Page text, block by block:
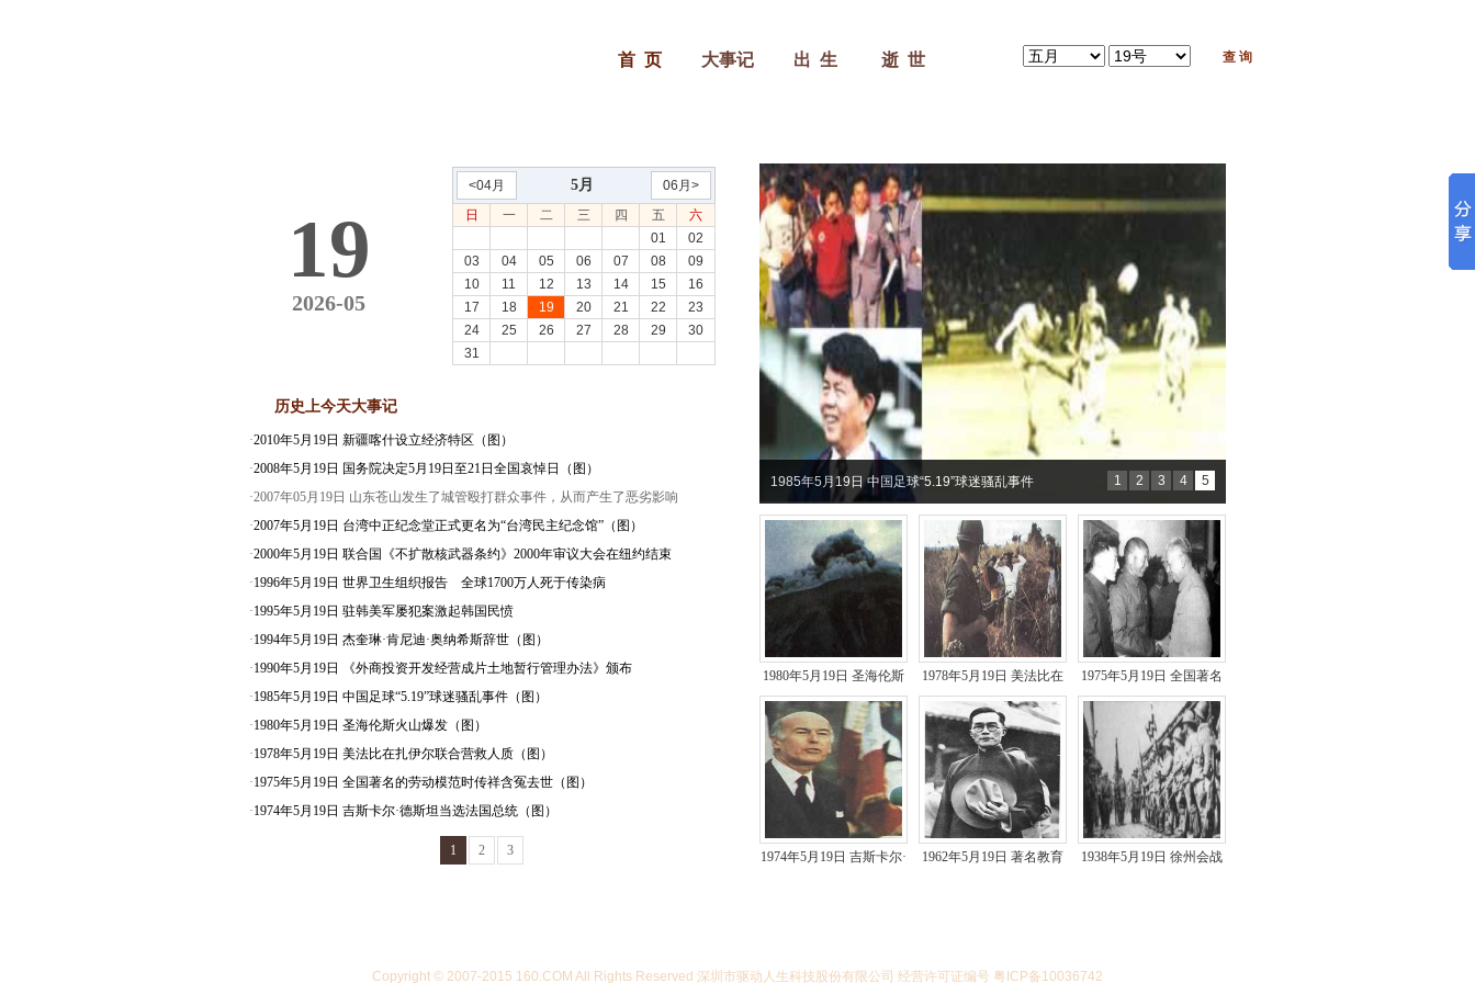
首 页 大事记 出 生 逝 世
19
2026-05
<04月 5月
06月>
日
一 二 三 四 五
六
01
02
03
04 05 06 07 08
09
10
11 12 13 14 15
16
17
18 19 20 21 22
23
24
25 26 27 28 29
30
31
历史上今天大事记
·2010年5月19日 新疆喀什设立经济特区（图）
·2008年5月19日 国务院决定5月19日至21日全国哀悼日（图）
·2007年05月19日 山东苍山发生了城管殴打群众事件，从而产生了恶劣影响
·2007年5月19日 台湾中正纪念堂正式更名为“台湾民主纪念馆”（图）
·2000年5月19日 联合国《不扩散核武器条约》2000年审议大会在纽约结束
·1996年5月19日 世界卫生组织报告 全球1700万人死于传染病
·1995年5月19日 驻韩美军屡犯案激起韩国民愤
·1994年5月19日 杰奎琳·肯尼迪·奥纳希斯辞世（图）
·1990年5月19日 《外商投资开发经营成片土地暂行管理办法》颁布
·1985年5月19日 中国足球“5.19”球迷骚乱事件（图）
·1980年5月19日 圣海伦斯火山爆发（图）
·1978年5月19日 美法比在扎伊尔联合营救人质（图）
·1975年5月19日 全国著名的劳动模范时传祥含冤去世（图）
·1974年5月19日 吉斯卡尔·德斯坦当选法国总统（图）
1 2 3
1985年5月19日 中国足球“5.19”球迷骚乱事件 1 2 3 4 5
1980年5月19日 圣海伦斯
火山爆发
1978年5月19日 美法比在
扎伊尔联合营救人质..
1975年5月19日 全国著名
的劳动模范时传祥含..
1974年5月19日 吉斯卡尔·
1962年5月19日 著名教育
1938年5月19日 徐州会战
Copyright © 2007-2015 160.COM All Rights Reserved 深圳市驱动人生科技股份有限公司 经营许可证编号 粤ICP备10036742